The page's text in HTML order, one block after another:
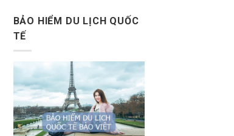
BẢO HIỂM DU LỊCH QUỐC
TẾ